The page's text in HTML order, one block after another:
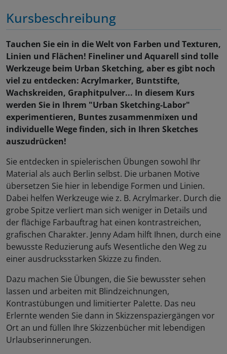
Kursbeschreibung
Tauchen Sie ein in die Welt von Farben und Texturen,
Linien und Flächen! Fineliner und Aquarell sind tolle
Werkzeuge beim Urban Sketching, aber es gibt noch
viel zu entdecken: Acrylmarker, Buntstifte,
Wachskreiden, Graphitpulver... In diesem Kurs
werden Sie in Ihrem "Urban Sketching-Labor"
experimentieren, Buntes zusammenmixen und
individuelle Wege finden, sich in Ihren Sketches
auszudrücken!
Sie entdecken in spielerischen Übungen sowohl Ihr
Material als auch Berlin selbst. Die urbanen Motive
übersetzen Sie hier in lebendige Formen und Linien.
Dabei helfen Werkzeuge wie z. B. Acrylmarker. Durch die
grobe Spitze verliert man sich weniger in Details und
der flächige Farbauftrag hat einen kontrastreichen,
grafischen Charakter. Jenny Adam hilft Ihnen, durch eine
bewusste Reduzierung aufs Wesentliche den Weg zu
einer ausdrucksstarken Skizze zu finden.
Dazu machen Sie Übungen, die Sie bewusster sehen
lassen und arbeiten mit Blindzeichnungen,
Kontrastübungen und limitierter Palette. Das neu
Erlernte wenden Sie dann in Skizzenspaziergängen vor
Ort an und füllen Ihre Skizzenbücher mit lebendigen
Urlaubserinnerungen.